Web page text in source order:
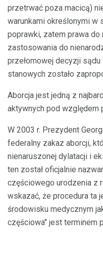
przetrwać poza macicą)
warunkami określonymi
poprawki, zatem prawa
zastosowania do
przełomowej decyzji
stanowych zostało
Aborcja jest jedną z
aktywnych pod względem
W 2003 r. Prezydent
federalny zakaz aborcji,
nienaruszonej dylatacji i
ten został oficjalnie
częściowego urodzenia z
wskazać, że procedura ta
środowisku medycznym
częściowa" jest terminem